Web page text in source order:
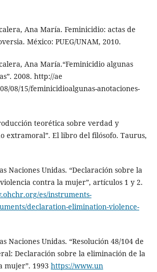
Ana María. Feminicidio: actas de
México: PUEG/UNAM, 2010.
Ana María.“Feminicidio algunas
2008. http://ae​
08/15/feminicidioalgunas-anotaciones-
teorética sobre verdad y
extramoral”. El libro del filósofo. Taurus,
Naciones Unidas. “Declaración sobre la
contra la mujer”, artículos 1 y 2.
es/instruments-
declaration-elimination-violence-
Naciones Unidas. “Resolución 48/104 de
Declaración sobre la eliminación de la
mujer”. 1993 https://www.un​